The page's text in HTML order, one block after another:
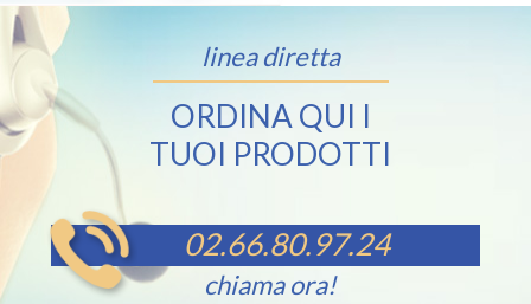
linea diretta
ORDINA QUI I
TUOI PRODOTTI
02.66.80.97.24
chiama ora!